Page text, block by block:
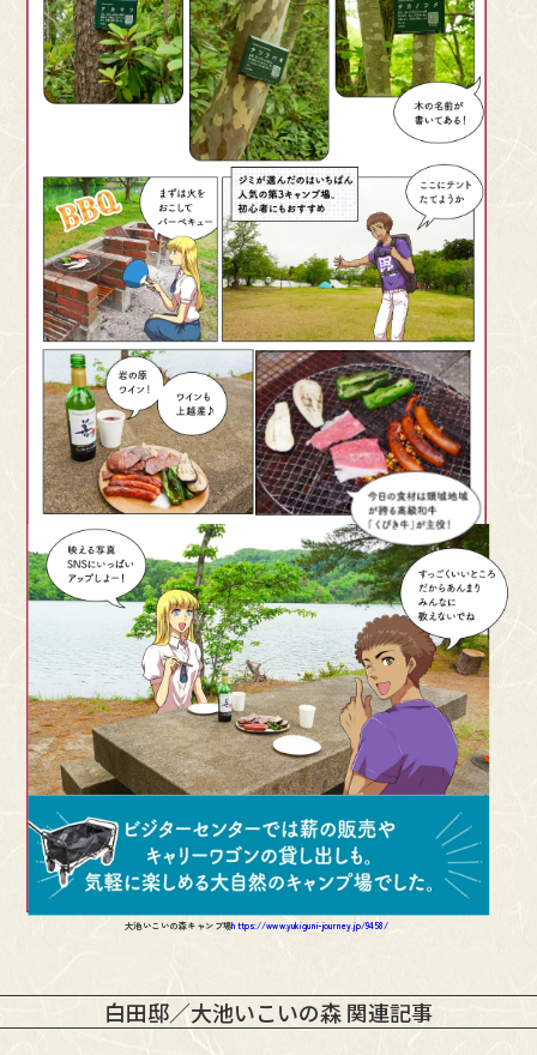
大池いこいの森キャンプ場https://www.yukiguni-journey.jp/9458/
白田邸／大池いこいの森 関連記事